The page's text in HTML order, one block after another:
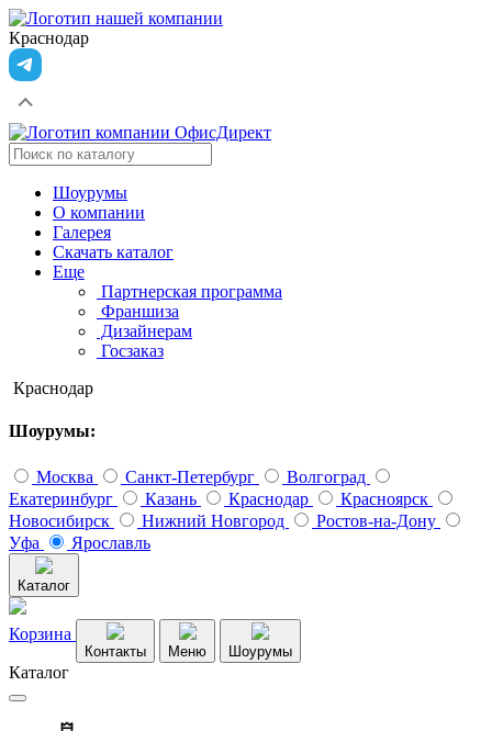
Краснодар
Шоурумы
О компании
Галерея
Скачать каталог
Еще
Партнерская программа
Франшиза
Дизайнерам
Госзаказ
Краснодар
Шоурумы:
Москва Санкт-Петербург
Волгоград
Екатеринбург
Казань Краснодар
Красноярск
Новосибирск
Нижний Новгород
Ростов-на-Дону
Уфа
Ярославль
Каталог
Корзина
Контакты Меню Шоурумы
Каталог